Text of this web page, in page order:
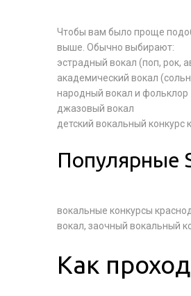
Чтобы вам было проще
выше. Обычно выбирают:
эстрадный вокал (поп, рок,
академический вокал
народный вокал и фольклор
джазовый вокал
детский вокальный
Популярные
вокальные конкурсы
вокал, заочный вокальный
Как